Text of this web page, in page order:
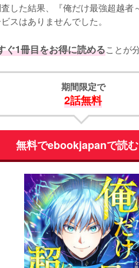
した結果、『俺だけ最強超越者
スはありませんでした。
ぐ1冊目をお得に読めることが
期間限定で
2話無料
無料でebookjapanで読む